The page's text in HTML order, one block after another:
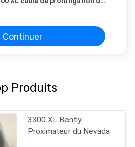
Continuer
Produits
3300 XL Bently
Proximateur du Nevada